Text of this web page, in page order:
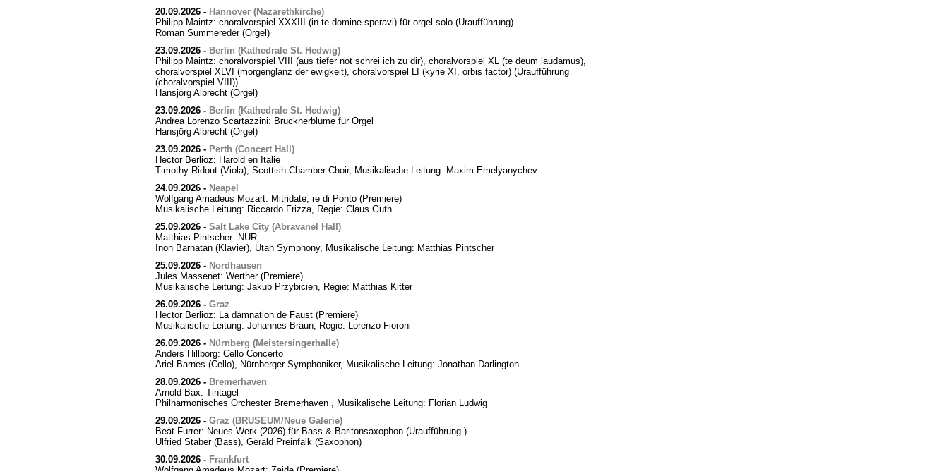
20.09.2026- Hannover (Nazarethkirche)
Philipp Maintz: choralvorspiel XXXIII (in te domine speravi) für orgel solo (Uraufführung)
Roman Summereder (Orgel)
23.09.2026- Berlin (Kathedrale St. Hedwig)
Philipp Maintz: choralvorspiel VIII (aus tiefer not schrei ich zu dir), choralvorspiel XL (te deum laudamus),
choralvorspiel XLVI (morgenglanz der ewigkeit), choralvorspiel LI (kyrie XI, orbis factor) (Uraufführung
(choralvorspiel VIII))
Hansjörg Albrecht (Orgel)
23.09.2026- Berlin (Kathedrale St. Hedwig)
Andrea Lorenzo Scartazzini: Brucknerblume für Orgel
Hansjörg Albrecht (Orgel)
23.09.2026- Perth (Concert Hall)
Hector Berlioz: Harold en Italie
Timothy Ridout (Viola), Scottish Chamber Choir, Musikalische Leitung: Maxim Emelyanychev
24.09.2026- Neapel
Wolfgang Amadeus Mozart: Mitridate, re di Ponto (Premiere)
Musikalische Leitung: Riccardo Frizza, Regie: Claus Guth
25.09.2026- Salt Lake City (Abravanel Hall)
Matthias Pintscher: NUR
Inon Barnatan (Klavier), Utah Symphony, Musikalische Leitung: Matthias Pintscher
25.09.2026- Nordhausen
Jules Massenet: Werther (Premiere)
Musikalische Leitung: Jakub Przybicien, Regie: Matthias Kitter
26.09.2026- Graz
Hector Berlioz: La damnation de Faust (Premiere)
Musikalische Leitung: Johannes Braun, Regie: Lorenzo Fioroni
26.09.2026- Nürnberg (Meistersingerhalle)
Anders Hillborg: Cello Concerto
Ariel Barnes (Cello), Nürnberger Symphoniker, Musikalische Leitung: Jonathan Darlington
28.09.2026- Bremerhaven
Arnold Bax: Tintagel
Philharmonisches Orchester Bremerhaven , Musikalische Leitung: Florian Ludwig
29.09.2026- Graz (BRUSEUM/Neue Galerie)
Beat Furrer: Neues Werk (2026) für Bass & Baritonsaxophon (Uraufführung )
Ulfried Staber (Bass), Gerald Preinfalk (Saxophon)
30.09.2026- Frankfurt